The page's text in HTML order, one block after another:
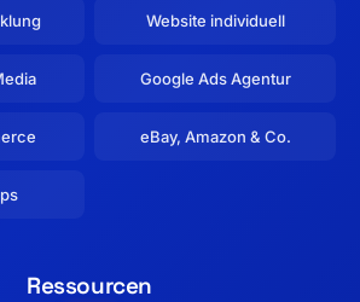
Website individuell
Google Ads Agentur
eBay, Amazon & Co.
Ressourcen